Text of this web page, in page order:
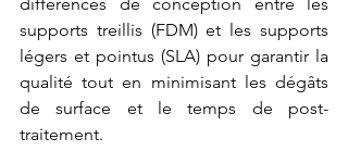
supports treillis (FDM) et les supports
légers et pointus (SLA) pour garantir la
qualité tout en minimisant les dégâts
de surface et le temps de post-
traitement.